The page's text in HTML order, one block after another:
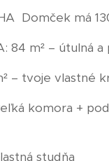
Domček má
84 m² – útulná a
– tvoje vlastné
komora +
studňa